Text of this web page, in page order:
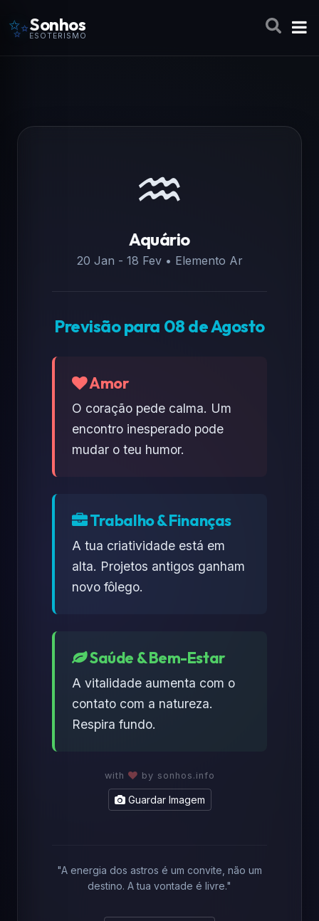
✨Sonhos
ESOTERISMO
♒
Aquário
20 Jan - 18 Fev • Elemento Ar
Previsão para 08 de Agosto
Amor
O coração pede calma. Um
encontro inesperado pode
mudar o teu humor.
Trabalho & Finanças
A tua criatividade está em
alta. Projetos antigos ganham
novo fôlego.
Saúde & Bem-Estar
A vitalidade aumenta com o
contato com a natureza.
Respira fundo.
with by sonhos.info
Guardar Imagem
"A energia dos astros é um convite, não um
destino. A tua vontade é livre."